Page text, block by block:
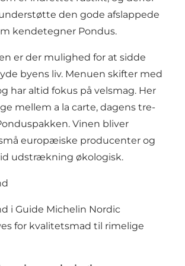
den gode afslappede
kendetegner Pondus.
er der mulighed for at sidde
byens liv. Menuen skifter med
har altid fokus på velsmag. Her
mellem a la carte, dagens tre-
Vinen bliver
europæiske producenter og
udstrækning økologisk.
i Guide Michelin Nordic
for kvalitetsmad til rimelige